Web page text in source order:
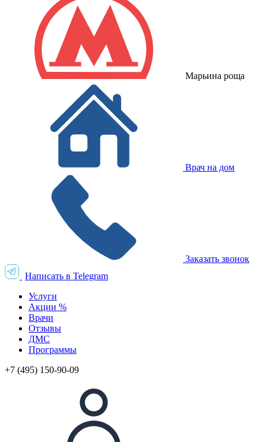
Марьина роща
Врач на дом
Заказать звонок
Написать в Telegram
Услуги
Акции %
Врачи
Отзывы
ДМС
Программы
+7 (495) 150-90-09